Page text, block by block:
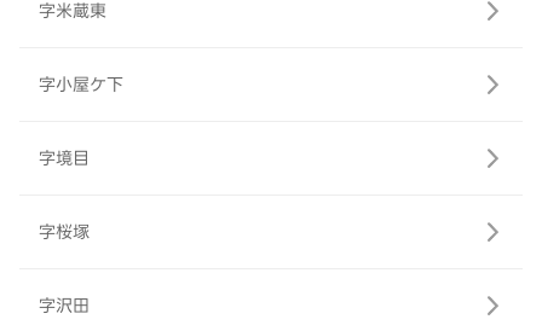
字米蔵東
字小屋ケ下
字境目
字桜塚
字沢田